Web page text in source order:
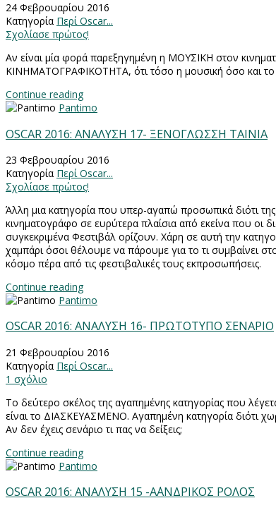
24 Φεβρουαρίου 2016
Κατηγορία Περί Oscar...
Σχολίασε πρώτος!
Αν είναι μία φορά παρεξηγημένη η ΜΟΥΣΙΚΗ στον
ΚΙΝΗΜΑΤΟΓΡΑΦΙΚΟΤΗΤΑ, ότι τόσο η μουσική όσο και το
Continue reading
Pantimo
OSCAR 2016: ΑΝΑΛΥΣΗ 17- ΞΕΝΟΓΛΩΣΣΗ ΤΑΙΝΙΑ
23 Φεβρουαρίου 2016
Κατηγορία Περί Oscar...
Σχολίασε πρώτος!
Άλλη μια κατηγορία που υπερ-αγαπώ προσωπικά διότι
κινηματογράφο σε ευρύτερα πλαίσια από εκείνα που οι
συγκεκριμένα Φεστιβάλ ορίζουν. Χάρη σε αυτή την
χαμπάρι όσοι θέλουμε να πάρουμε για το τι συμβαίνει
κόσμο πέρα από τις φεστιβαλικές τους εκπροσωπήσεις.
Continue reading
Pantimo
OSCAR 2016: ΑΝΑΛΥΣΗ 16- ΠΡΩΤΟΤΥΠΟ ΣΕΝΑΡΙΟ
21 Φεβρουαρίου 2016
Κατηγορία Περί Oscar...
1 σχόλιο
Το δεύτερο σκέλος της αγαπημένης κατηγορίας που
είναι το ΔΙΑΣΚΕΥΑΣΜΕΝΟ. Αγαπημένη κατηγορία διότι
Αν δεν έχεις σενάριο τι πας να δείξεις;
Continue reading
Pantimo
OSCAR 2016: ΑΝΑΛΥΣΗ 15 -Α΄ΑΝΔΡΙΚΟΣ ΡΟΛΟΣ